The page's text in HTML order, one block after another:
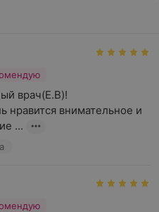
врач(Е.В)!
нравится внимательное и
...